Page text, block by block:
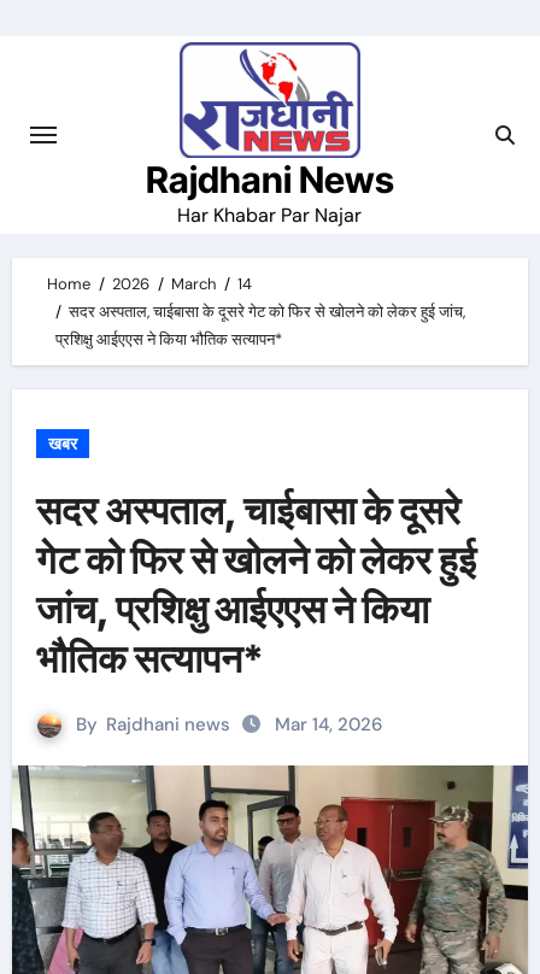
Rajdhani News
Har Khabar Par Najar
Home 2026 March
14
सदर अस्पताल, चाईबासा के दूसरे गेट को फिर से खोलने को लेकर हुई जांच,
प्रशिक्षु आईएएस ने किया भौतिक सत्यापन*
खबर
सदर अस्पताल, चाईबासा के दूसरे
गेट को फिर से खोलने को लेकर हुई
जांच, प्रशिक्षु आईएएस ने किया
भौतिक सत्यापन*
By Rajdhani news Mar 14, 2026